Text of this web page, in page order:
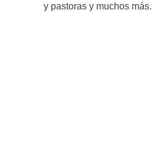
y pastoras y muchos más.